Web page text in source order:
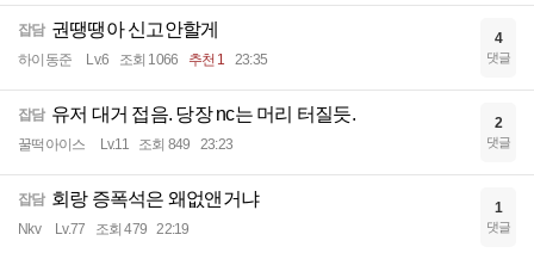
잡담 권땡땡아 신고안할게
하이동준 Lv.6 조회 1066 추천 1 23:35
4
댓글
잡담 유저 대거 접음. 당장 nc는 머리 터질듯.
꿀떡아이스 Lv.11 조회 849 23:23
2
댓글
잡담 회랑 증폭석은 왜없앤거냐
Nkv Lv.77 조회 479 22:19
1
댓글